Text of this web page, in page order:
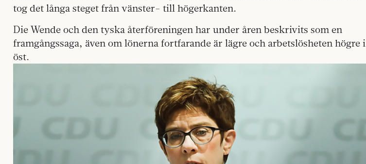
tog det långa steget från vänster- till högerkanten.
Die Wende och den tyska återföreningen har under åren beskrivits som en
framgångssaga, även om lönerna fortfarande är lägre och arbetslösheten högre i
öst.